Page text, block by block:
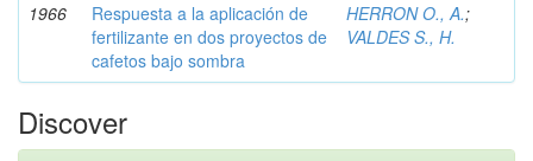
1966
Respuesta a la aplicación de
fertilizante en dos proyectos de
cafetos bajo sombra
HERRON O., A.;
VALDES S., H.
Discover